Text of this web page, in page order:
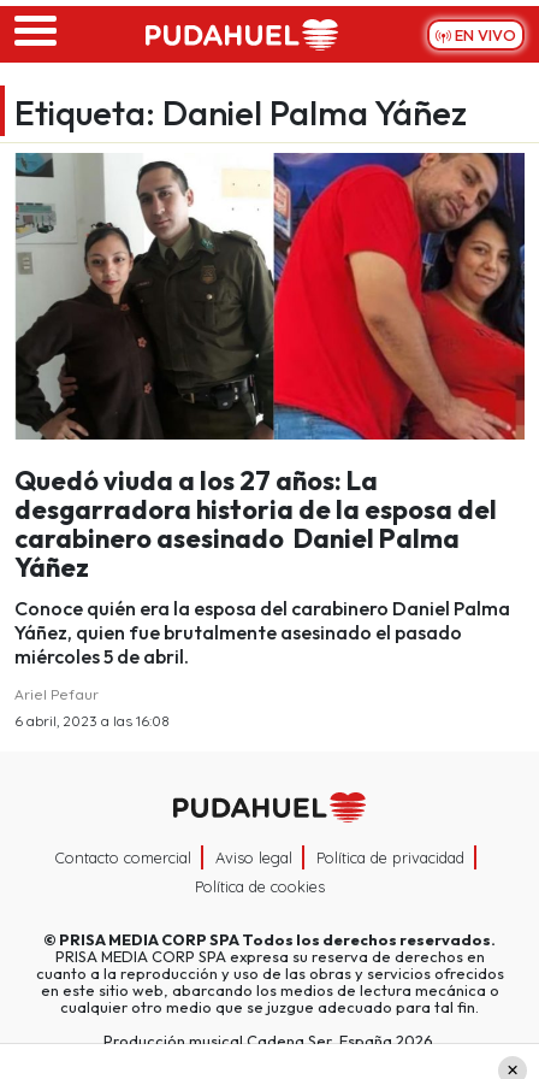
Skip to main content
EN VIVO
Etiqueta: Daniel Palma Yáñez
Quedó viuda a los 27 años: La
desgarradora historia de la esposa del
carabinero asesinado Daniel Palma
Yáñez
Conoce quién era la esposa del carabinero Daniel Palma
Yáñez, quien fue brutalmente asesinado el pasado
miércoles 5 de abril.
Ariel Pefaur
6 abril, 2023 a las 16:08
Contacto comercial Aviso legal
Política de privacidad
Política de cookies
© PRISA MEDIA CORP SPATodos los derechos reservados.
PRISA MEDIA CORP SPA expresa su reserva de derechos en
cuanto a la reproducción y uso de las obras y servicios ofrecidos
en este sitio web, abarcando los medios de lectura mecánica o
cualquier otro medio que se juzgue adecuado para tal fin.
Producción musical Cadena Ser, España 2026.